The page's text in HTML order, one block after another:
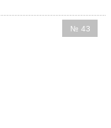
№ 43